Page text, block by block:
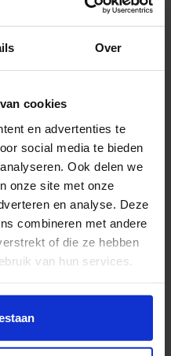
Over
cookies
en advertenties te
social media te bieden
Ook delen we
onze site met onze
en analyse. Deze
combineren met andere
of die ze hebben
van hun services.
aanpassen, bekijk dan
en-
Conservatorium doen
die eenbachelor of
volgen.
willen ontwikkelen
.
minorbij HKU willen
Het is altijd fijn om je
die je dierbaar zijn.